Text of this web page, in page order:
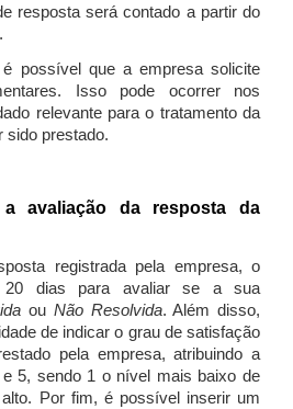
resposta será contado a partir do
é possível que a empresa solicite
Isso pode ocorrer nos
relevante para o tratamento da
sido prestado.
avaliação da resposta da
registrada pela empresa, o
20 dias para avaliar se a sua
ou Não Resolvida. Além disso,
de indicar o grau de satisfação
pela empresa, atribuindo a
5, sendo 1 o nível mais baixo de
Por fim, é possível inserir um